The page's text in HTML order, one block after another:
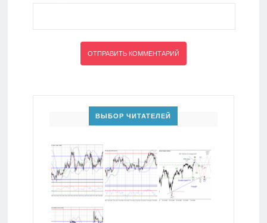
ВЫБОР ЧИТАТЕЛЕЙ